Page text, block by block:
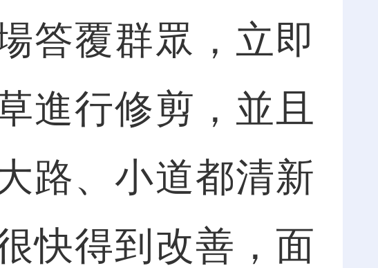
答覆群眾，立即
進行修剪，並且
路、小道都清新
快得到改善，面